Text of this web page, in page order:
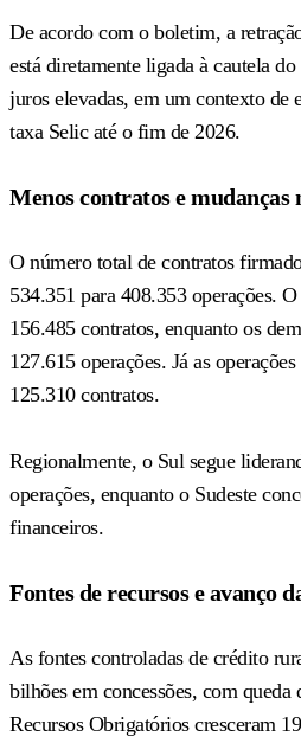
De acordo com o boletim, a
está diretamente ligada à cautela
juros elevadas, em um contexto de
taxa Selic até o fim de 2026.
Menos contratos e mudanças
O número total de contratos
534.351 para 408.353 operações.
156.485 contratos, enquanto os
127.615 operações. Já as
125.310 contratos.
Regionalmente, o Sul segue
operações, enquanto o Sudeste
financeiros.
Fontes de recursos e avanço
As fontes controladas de crédito
bilhões em concessões, com queda
Recursos Obrigatórios cresceram